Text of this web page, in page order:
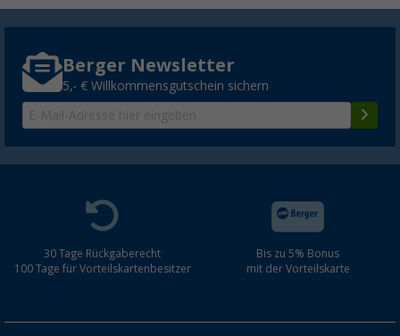
Berger Newsletter
5,- € Willkommensgutschein sichern
30 Tage Rückgaberecht
100 Tage für Vorteilskartenbesitzer
Bis zu 5% Bonus
mit der Vorteilskarte